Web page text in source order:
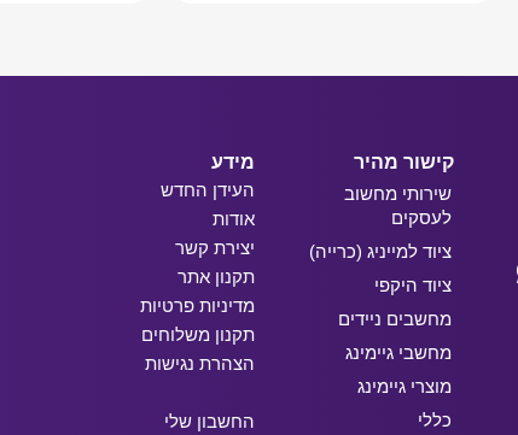
קישור מהיר
שירותי מחשוב
לעסקים
ציוד למייניג (כרייה)
ציוד היקפי
מחשבים ניידים
מחשבי גיימינג
מוצרי גיימינג
כללי
מידע
העידן החדש
אודות
יצירת קשר
תקנון אתר
מדיניות פרטיות
תקנון משלוחים
הצהרת נגישות
החשבון שלי